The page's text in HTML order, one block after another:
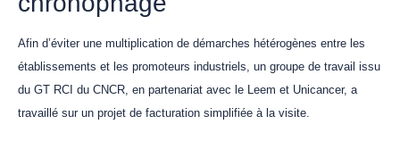
Afin d’éviter une multiplication de démarches hétérogènes entre les
établissements et les promoteurs industriels, un groupe de travail issu
du GT RCI du CNCR, en partenariat avec le Leem et Unicancer, a
travaillé sur un projet de facturation simplifiée à la visite.